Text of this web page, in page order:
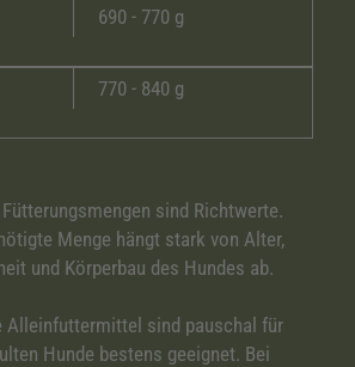
690 - 770 g
770 - 840 g
sind Richtwerte.
Menge hängt stark von Alter,
und Körperbau des Hundes ab.
Alleinfuttermittel sind pauschal für
Hunde bestens geeignet. Bei